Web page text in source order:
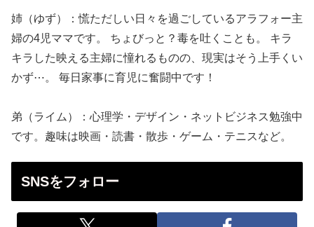
姉（ゆず）：慌ただしい日々を過ごしているアラフォー主
婦の4児ママです。 ちょびっと？毒を吐くことも。 キラ
キラした映える主婦に憧れるものの、現実はそう上手くい
かず⋯。 毎日家事に育児に奮闘中です！
弟（ライム）：心理学・デザイン・ネットビジネス勉強中
です。趣味は映画・読書・散歩・ゲーム・テニスなど。
SNSをフォロー